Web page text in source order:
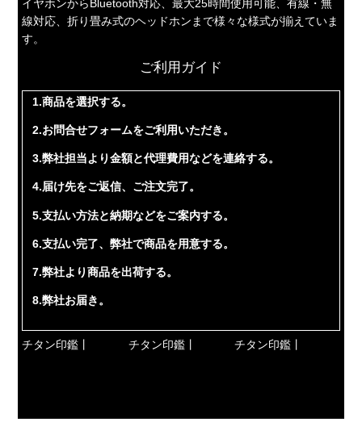
イヤホンからBluetooth対応、最大25時間使用可能、有線・無
線対応、折り畳み式のヘッドホンまで様々な様式が揃えていま
す。
ご利用ガイド
1.商品を選択する。
2.お問合せフォームをご利用いただき。
3.弊社担当より金額と代理費用などを連絡する。
4.届け先をご返信、ご注文完了。
5.支払い方法と納期などをご案内する。
6.支払い完了、弊社で商品を用意する。
7.弊社より商品を出荷する。
8.弊社お届き。
チタン印鑑丨 チタン印鑑丨 チタン印鑑丨